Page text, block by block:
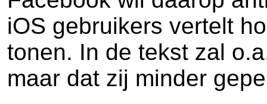
iOS gebruikers vertelt
tonen. In de tekst zal
maar dat zij minder